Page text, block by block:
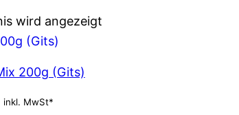
wird angezeigt
200g (Gits)
inkl. MwSt*